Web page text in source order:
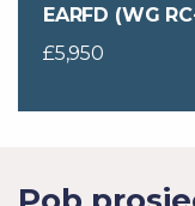
EARFD (WG
£5,950